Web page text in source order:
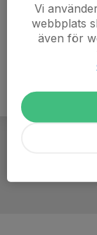
Titel
Vi
webbplats
även för